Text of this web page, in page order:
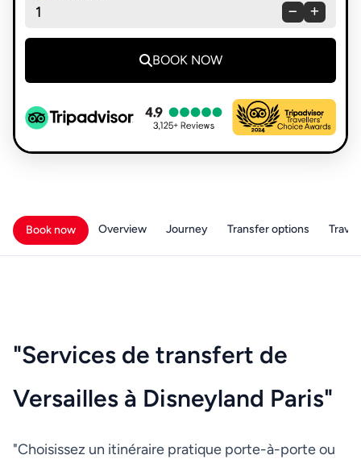
1
BOOK NOW
Book now Overview Journey Transfer options
"Services de transfert de
Versailles à Disneyland Paris"
"Choisissez un itinéraire pratique porte-à-porte ou